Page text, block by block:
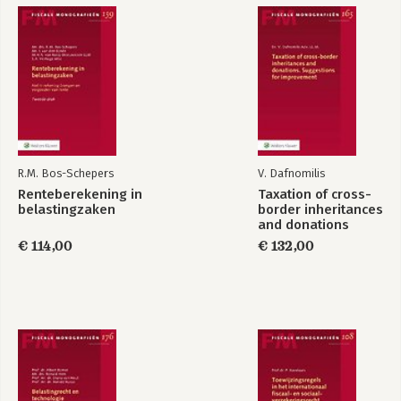
3.3.4 Wijze en aard van de bebouwing / 21
3.3.5 Soort gebruik van het terrein en opstallen / 21
3.5 Overgangsrecht / 25
3.6 Formele aanvraag en beëindiging NSW-status / 27
3.6.1 NSW-aanvraag / 27
3.6.3.1 Landgoed in een nalatenschap / 32
3.6.4 Verlies NSW-status / 33
3.6.4.1 Coulanceregeling / 34
3.7 Grensoverschrijdende werking NSW / 35
Waarderingsgrondslagen / 37
4.4 WOZ-waarde / 40
4.5 Praktische toegepast: Landgoed het Groene Gezicht / 42
HOOFDSTUK 5
Invorderingsvrijstelling schenk- en erfbelasting / 45
R.M. Bos-Schepers
Renteberekening in
belastingzaken
€ 114,00
V. Dafnomilis
Taxation of cross-
border inheritances
and donations
€ 132,00